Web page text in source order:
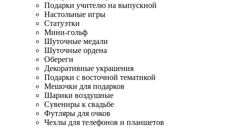
Подарки учителю на выпускной
Настольные игры
Статуэтки
Мини-гольф
Шуточные медали
Шуточные ордена
Обереги
Декоративные украшения
Подарки с восточной тематикой
Мешочки для подарков
Шарики воздушные
Сувениры к свадьбе
Футляры для очков
Чехлы для телефонов и планшетов